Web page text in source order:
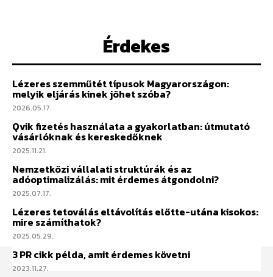
Érdekes
Lézeres szemműtét típusok Magyarországon:
melyik eljárás kinek jöhet szóba?
2026.05.17.
Qvik fizetés használata a gyakorlatban: útmutató
vásárlóknak és kereskedőknek
2025.11.21.
Nemzetközi vállalati struktúrák és az
adóoptimalizálás: mit érdemes átgondolni?
2025.07.17.
Lézeres tetoválás eltávolítás előtte-utána kisokos:
mire számíthatok?
2025.05.29.
3 PR cikk példa, amit érdemes követni
2023.11.27.